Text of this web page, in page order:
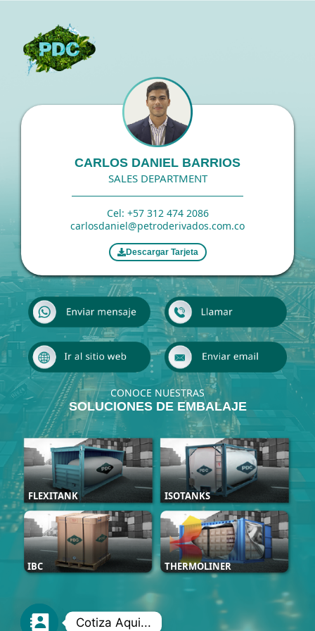
contenido
CARLOS DANIEL BARRIOS
SALES DEPARTMENT
Cel: +57 312 474 2086
carlosdaniel@petroderivados.com.co
Descargar Tarjeta
CONOCE NUESTRAS
SOLUCIONES DE EMBALAJE
FLEXITANK ISOTANKS
IBC THERMOLINER
Cotiza Aqui...